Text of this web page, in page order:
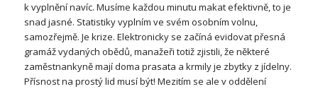
k vyplnění navíc. Musíme každou minutu makat efektivně, to je
snad jasné. Statistiky vyplním ve svém osobním volnu,
samozřejmě. Je krize. Elektronicky se začíná evidovat přesná
gramáž vydaných obědů, manažeři totiž zjistili, že některé
zaměstnankyně mají doma prasata a krmily je zbytky z jídelny.
Přísnost na prostý lid musí být! Mezitím se ale v oddělení